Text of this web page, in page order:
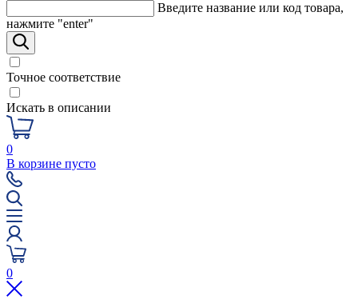
Введите название или код товара,
нажмите "enter"
Точное соответствие
Искать в описании
0
В корзине пусто
0